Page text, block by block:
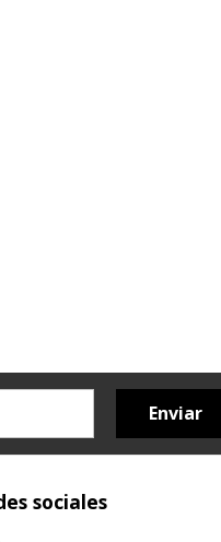
Enviar
sociales